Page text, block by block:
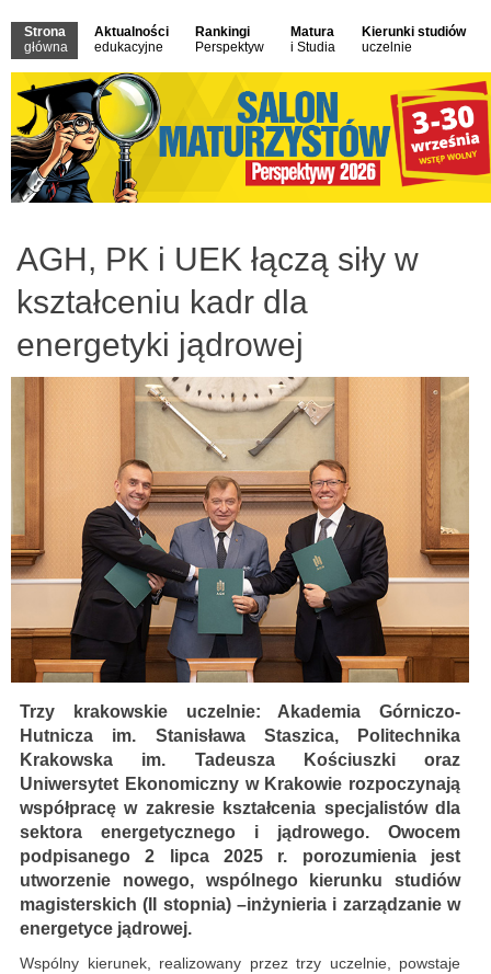
Strona
główna
Aktualności
edukacyjne
Rankingi
Perspektyw
Matura
i Studia
Kierunki studiów
uczelnie
AGH, PK i UEK łączą siły w
kształceniu kadr dla
energetyki jądrowej
Trzy krakowskie uczelnie: Akademia Górniczo-
Hutnicza im. Stanisława Staszica, Politechnika
Krakowska im. Tadeusza Kościuszki oraz
Uniwersytet Ekonomiczny w Krakowie rozpoczynają
współpracę w zakresie kształcenia specjalistów dla
sektora energetycznego i jądrowego. Owocem
podpisanego 2 lipca 2025 r. porozumienia jest
utworzenie nowego, wspólnego kierunku studiów
magisterskich (II stopnia) –inżynieria i zarządzanie w
energetyce jądrowej.
Wspólny kierunek, realizowany przez trzy uczelnie, powstaje